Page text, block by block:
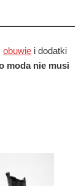
obuwie i dodatki
moda nie musi